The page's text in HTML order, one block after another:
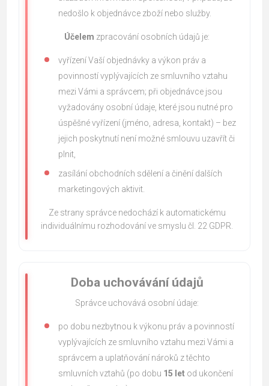
nedošlo k objednávce zboží nebo služby.
Účelem zpracování osobních údajů je:
vyřízení Vaší objednávky a výkon práv a
povinností vyplývajících ze smluvního vztahu
mezi Vámi a správcem; při objednávce jsou
vyžadovány osobní údaje, které jsou nutné pro
úspěšné vyřízení (jméno, adresa, kontakt) – bez
jejich poskytnutí není možné smlouvu uzavřít či
plnit,
zasílání obchodních sdělení a činění dalších
marketingových aktivit.
Ze strany správce nedochází k automatickému
individuálnímu rozhodování ve smyslu čl. 22 GDPR.
Doba uchovávání údajů
Správce uchovává osobní údaje:
po dobu nezbytnou k výkonu práv a povinností
vyplývajících ze smluvního vztahu mezi Vámi a
správcem a uplatňování nároků z těchto
smluvních vztahů (po dobu 15 let od ukončení